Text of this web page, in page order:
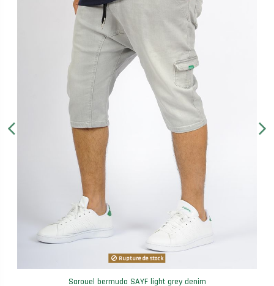
Rupture de stock
Sarouel bermuda SAYF light grey denim